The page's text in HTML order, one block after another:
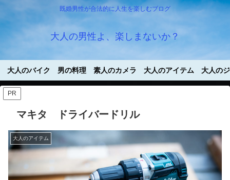
既婚男性が合法的に人生を楽しむブログ
大人の男性よ、楽しまないか？
大人のバイク 男の料理 素人のカメラ 大人のアイテム 大人の
PR
マキタ ドライバードリル
大人のアイテム